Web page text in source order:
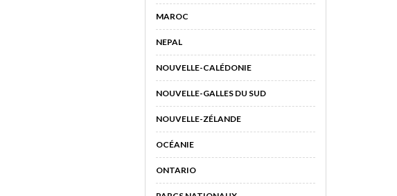
MAROC
NEPAL
NOUVELLE-CALÉDONIE
NOUVELLE-GALLES DU SUD
NOUVELLE-ZÉLANDE
OCÉANIE
ONTARIO